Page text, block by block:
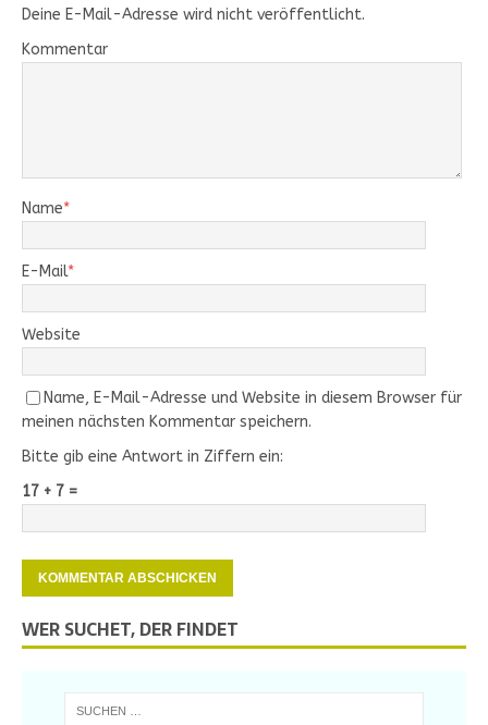
Deine E-Mail-Adresse wird nicht veröffentlicht.
Kommentar
Name*
E-Mail*
Website
Name, E-Mail-Adresse und Website in diesem Browser für
meinen nächsten Kommentar speichern.
Bitte gib eine Antwort in Ziffern ein:
17 + 7 =
WER SUCHET, DER FINDET